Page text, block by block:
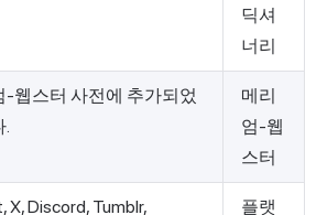
딕셔
너리
-웹스터 사전에 추가되었
.
메리
엄-웹
스터
X, Discord, Tumblr,
플랫